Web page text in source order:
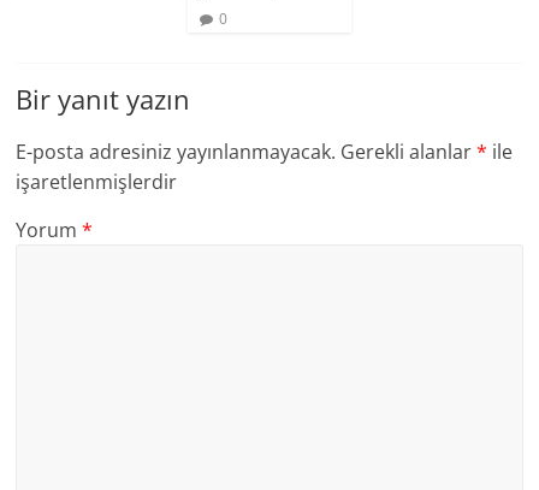
0
Bir yanıt yazın
E-posta adresiniz yayınlanmayacak. Gerekli alanlar* ile
işaretlenmişlerdir
Yorum*